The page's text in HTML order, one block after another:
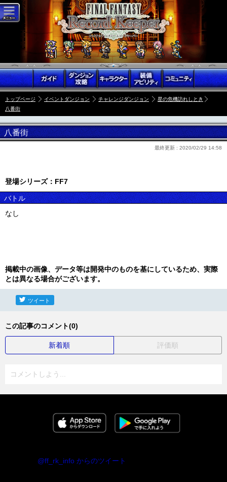
トップページ イベントダンジョン チャレンジダンジョン
星の危機訪れしとき
八番街
八番街
最終更新 : 2020/02/29 14:58
登場シリーズ：FF7
バトル
なし
掲載中の画像、データ等は開発中のものを基にしているため、実際
とは異なる場合がございます。
ツイート
この記事のコメント(0)
新着順 評価順
コメントしよう...
@ff_rk_info からのツイート